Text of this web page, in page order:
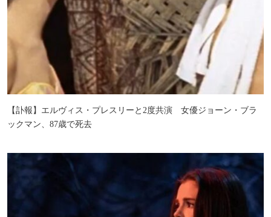
【訃報】エルヴィス・プレスリーと2度共演 女優ジョーン・ブラ
ックマン、87歳で死去